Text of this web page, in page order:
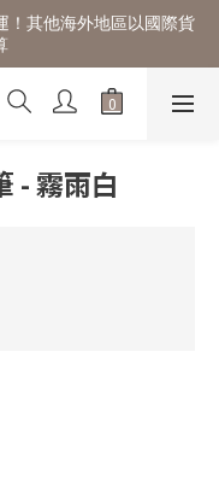
！其他海外地區以國際貨
- 霧雨白